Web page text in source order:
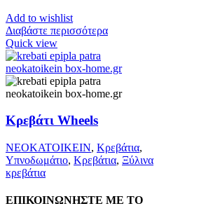
Add to wishlist
Διαβάστε περισσότερα
Quick view
Κρεβάτι Wheels
ΝΕΟΚΑΤΟΙΚΕΙΝ, Κρεβάτια,
Υπνοδωμάτιο, Κρεβάτια, Ξύλινα
κρεβάτια
ΕΠΙΚΟΙΝΩΝΗΣΤΕ ΜΕ ΤΟ